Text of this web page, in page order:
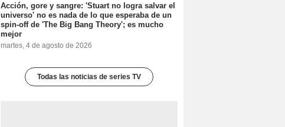
Acción, gore y sangre: 'Stuart no logra salvar el
universo' no es nada de lo que esperaba de un
spin-off de 'The Big Bang Theory'; es mucho
mejor
martes, 4 de agosto de 2026
Todas las noticias de series TV